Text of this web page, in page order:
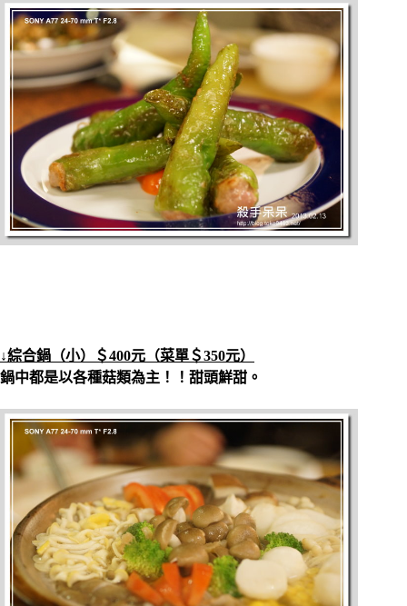
↓綜合鍋（小）＄400元（菜單＄350元）
鍋中都是以各種菇類為主！！甜頭鮮甜。